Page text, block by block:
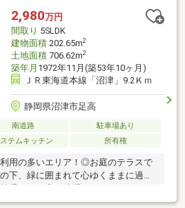
2,980万円
間取り 5SLDK
建物面積202.65m2
土地面積706.62m2
築年月 1972年11月(築53年10ヶ月)
ＪＲ東海道本線「沼津」9.2Ｋｍ
静岡県沼津市足高
南道路
駐車場あり
テムキッチン 所有権
用の多いエリア！◎お庭のテラスで
下、緑に囲まれて心ゆくままに過ご
手ヨシ！◎お洗濯にはランドリール
速、愛鷹スマートICまで約3.6Km・